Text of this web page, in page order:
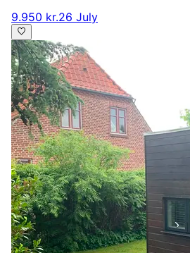
9.950 kr.26 July